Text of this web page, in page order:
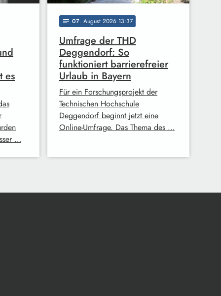
es
…
notes 07. August 2026 13:37
Umfrage der THD
Deggendorf: So
funktioniert barrierefreier
Urlaub in Bayern
Für ein Forschungsprojekt der
Technischen Hochschule
Deggendorf beginnt jetzt eine
Online-Umfrage. Das Thema des …